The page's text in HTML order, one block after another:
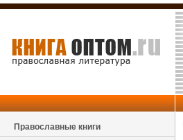
Православные книги